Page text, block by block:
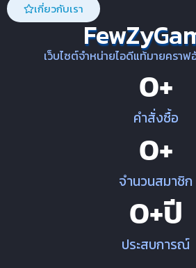
เกี่ยวกับเรา
เว็บไซต์จำหน่ายไอดีแท้มายคราฟ
คำสั่งซื้อ
0+
จำนวนสมาชิก
0+
ประสบการณ์
0+ปี